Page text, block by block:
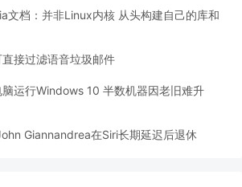
文档：并非Linux内核 从头构建自己的库和
接过滤语音垃圾邮件
运行Windows 10 半数机器因老旧难升
Giannandrea在Siri长期延迟后退休